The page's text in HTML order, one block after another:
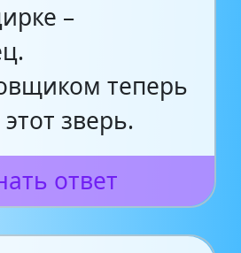
–
теперь
зверь.
ответ